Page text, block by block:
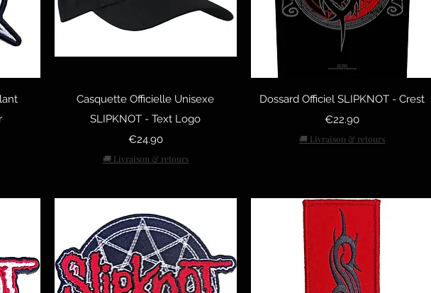
Quick View
Casquette Officielle Unisexe
SLIPKNOT - Text Logo
Price
€24.90
🚚 Livraison & retours
Quick View
Dossard Officiel SLIPKNOT - Crest
Price
€22.90
🚚 Livraison & retours